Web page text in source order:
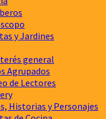
y Jardines
general
Agrupados
de Lectores
Historias y Personajes